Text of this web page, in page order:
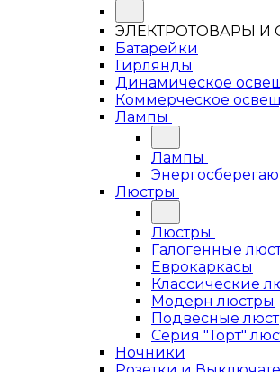
ЭЛЕКТРОТОВАРЫ И
Батарейки
Гирлянды
Динамическое
Коммерческое
Лампы
Лампы
Люстры
Люстры
Галогенные
Еврокаркасы
Классические
Модерн люстры
Подвесные
Серия "Торт"
Ночники